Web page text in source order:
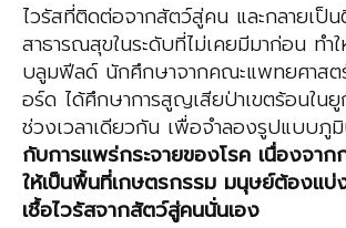
ไวรัสที่ติดต่อจากสัตว์สู่คน และกลายเป็
สาธารณสุขในระดับที่ไม่เคยมีมาก่อน ท
บลูมฟีลด์ นักศึกษาจากคณะแพทยศาสต
อร์ด ได้ศึกษาการสูญเสียป่าเขตร้อนใน
ช่วงเวลาเดียวกัน เพื่อจำลองรูปแบบภู
กับการแพร่กระจายของโรค เนื่องจา
ให้เป็นพื้นที่เกษตรกรรม มนุษย์ต้องแบ่
เชื้อไวรัสจากสัตว์สู่คนนั่นเอง